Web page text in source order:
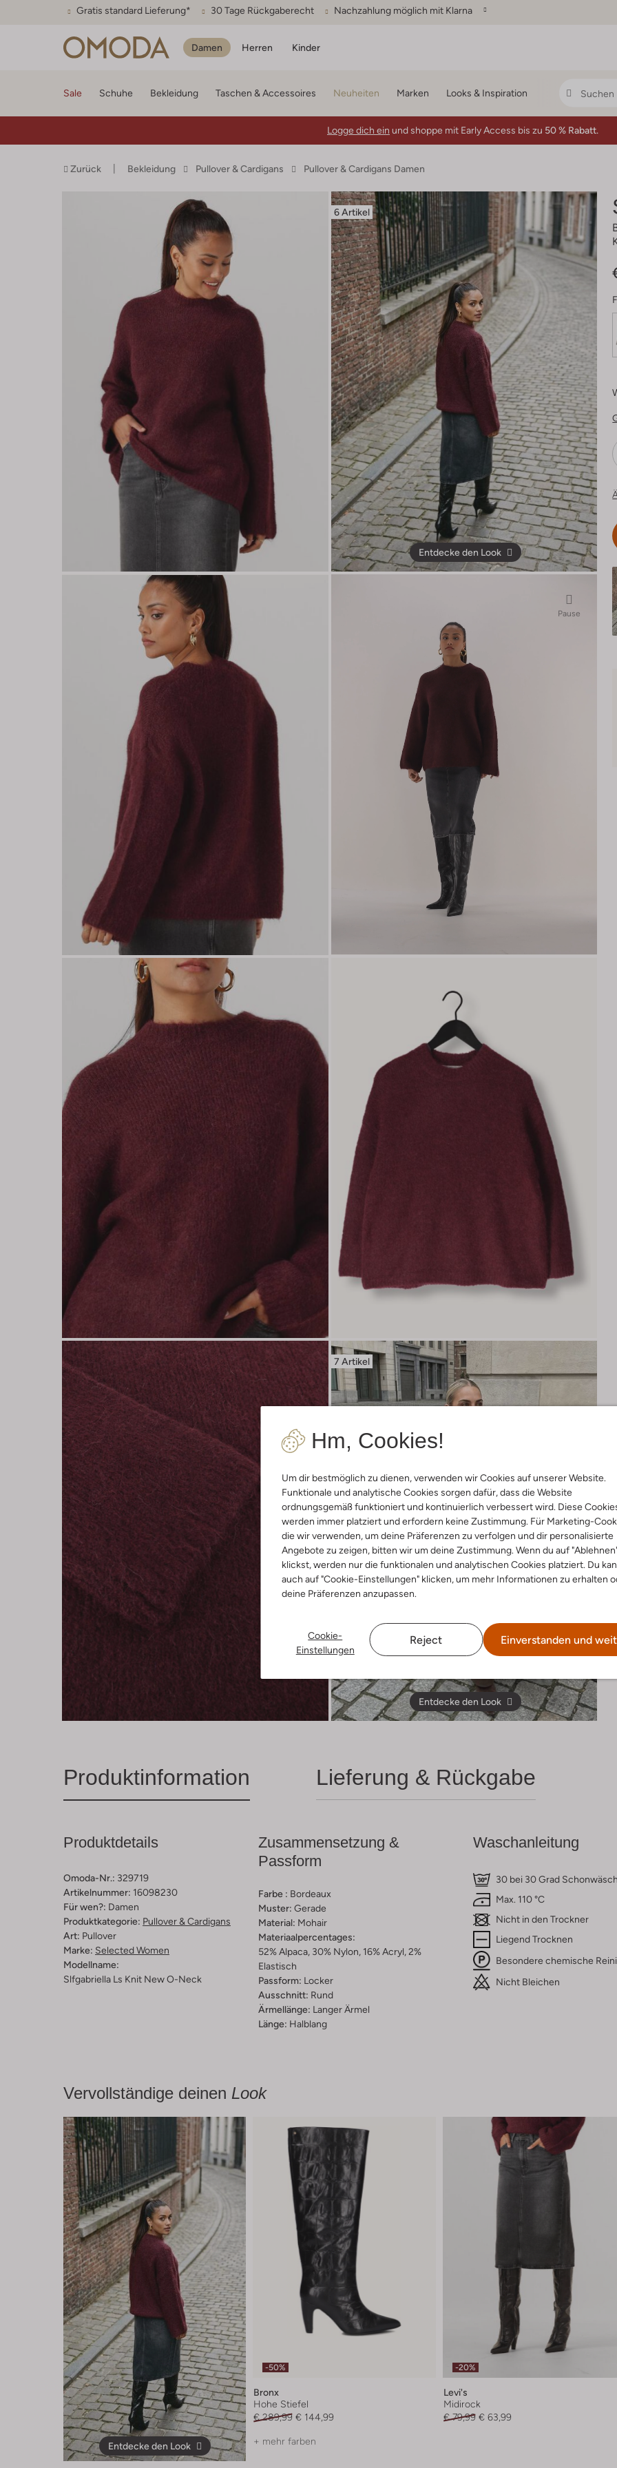
Gratis standard Lieferung* 30 Tage Rückgaberecht Nachzahlung möglich mit Klarna
Damen Herren Kinder
Hm, Cookies!
Um dir bestmöglich zu dienen, verwenden wir Cookies auf unserer Website.
Funktionale und analytische Cookies sorgen dafür, dass die Website
ordnungsgemäß funktioniert und kontinuierlich verbessert wird. Diese
werden immer platziert und erfordern keine Zustimmung. Für Marketing-
die wir verwenden, um deine Präferenzen zu verfolgen und dir personalisierte
Angebote zu zeigen, bitten wir um deine Zustimmung. Wenn du auf
klickst, werden nur die funktionalen und analytischen Cookies platziert. Du
auch auf "Cookie-Einstellungen" klicken, um mehr Informationen zu erhalten
deine Präferenzen anzupassen.
Cookie-
Einstellungen
Reject Einverstanden und
Sale Schuhe Bekleidung Taschen & Accessoires Neuheiten Marken Looks & Inspiration
Logge dich ein und shoppe mit Early Access bis zu 50 % Rabatt.
Zurück Bekleidung Pullover & Cardigans Pullover & Cardigans Damen
6 Artikel
Entdecke den Look
Pause
7 Artikel
Entdecke den Look
Produktinformation Lieferung & Rückgabe
Produktdetails
Omoda-Nr.: 329719
Artikelnummer: 16098230
Für wen?: Damen
Produktkategorie: Pullover & Cardigans
Art: Pullover
Marke: Selected Women
Modellname:
Slfgabriella Ls Knit New O-Neck
Zusammensetzung &
Passform
Farbe : Bordeaux
Muster: Gerade
Material: Mohair
Materiaalpercentages:
52% Alpaca, 30% Nylon, 16% Acryl, 2%
Elastisch
Passform: Locker
Ausschnitt: Rund
Ärmellänge: Langer Ärmel
Länge: Halblang
Waschanleitung
30 bei 30 Grad
Max. 110 °C
Nicht in den Trockner
Liegend Trocknen
Besondere chemische
Nicht Bleichen
Vervollständige deinen Look
Entdecke den Look
-50%
Bronx
Hohe Stiefel
€ 289,99 € 144,99
+ mehr farben
-20%
Levi's
Midirock
€ 79,99 € 63,99